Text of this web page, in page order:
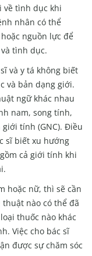
về tình dục khi
nhân có thể
nguồn lực để
tình dục.
và y tá không biết
và bản dạng giới.
ngữ khác nhau
nam, song tính,
giới tính (GNC). Điều
sĩ biết xu hướng
cả giới tính khi
hoặc nữ, thì sẽ cần
nào có thể đã
thuốc nào khác
Việc cho bác sĩ
được sự chăm sóc